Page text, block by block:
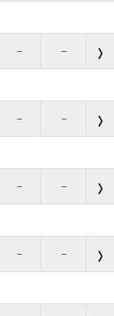
– –
– –
– –
– –